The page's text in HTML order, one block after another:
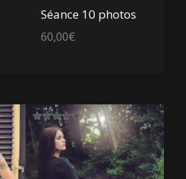
Voir les détails
Séance 10 photos
60,00€
Note
5.00
sur 5